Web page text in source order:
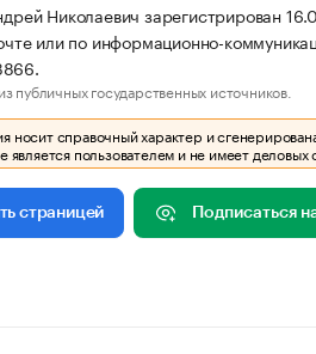
Николаевич зарегистрирован
или по информационно-
публичных государственных источников.
носит справочный характер и
является пользователем и не имеет
страницей Подписаться